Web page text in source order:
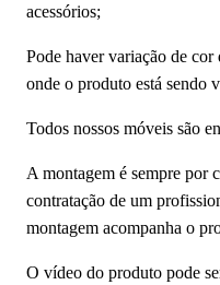
acessórios;
Pode haver variação de
onde o produto está sendo
Todos nossos móveis são
A montagem é sempre por
contratação de um
montagem acompanha o
O vídeo do produto pode